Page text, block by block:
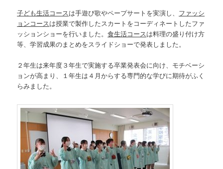
子ども生活コースは手遊び歌やペープサートを実演し、 ファッシ
ョンコースは授業で製作したスカートをコーディネートしたファ
ッションショーを行いました。食生活コースは料理の盛り付け方
等、学習成果のまとめをスライドショーで発表しました。
２年生は来年度３年生で実施する卒業発表会に向け、モチベーシ
ョンが高まり、１年生は４月からする専門的な学びに期待がふく
らみました。